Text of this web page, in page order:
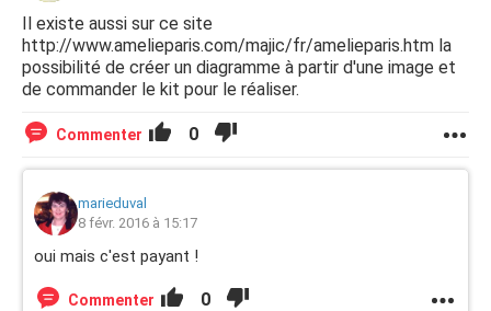
Il existe aussi sur ce site
http://www.amelieparis.com/majic/fr/amelieparis.htm la
possibilité de créer un diagramme à partir d'une image et
de commander le kit pour le réaliser.
Commenter 0
marieduval
8 févr. 2016 à 15:17
oui mais c'est payant !
Commenter 0